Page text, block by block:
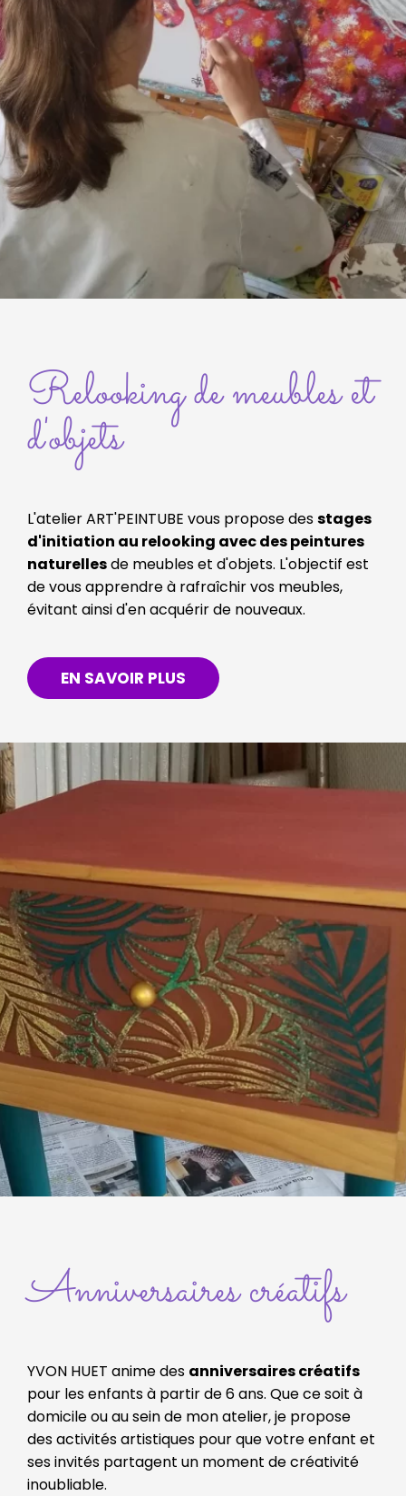
Relooking de meubles et
d'objets
L'atelier ART'PEINTUBE vous propose desstages
d'initiation au relooking avec des peintures
naturellesde meubles et d'objets. L'objectif est
de vous apprendre à rafraîchir vos meubles,
évitant ainsi d'en acquérir de nouveaux.
EN SAVOIR PLUS
Anniversaires créatifs
YVON HUET anime des anniversaires créatifs
pour les enfants à partir de 6 ans. Que ce soit à
domicile ou au sein de mon atelier, je propose
des activités artistiques pour que votre enfant et
ses invités partagent un moment de créativité
inoubliable.